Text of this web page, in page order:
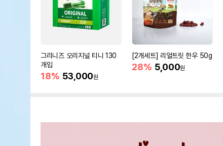
그리니즈 오리지널 티니 130
개입
18% 53,000원
[2개세트] 리얼트릿 한우 50g
28% 5,000원